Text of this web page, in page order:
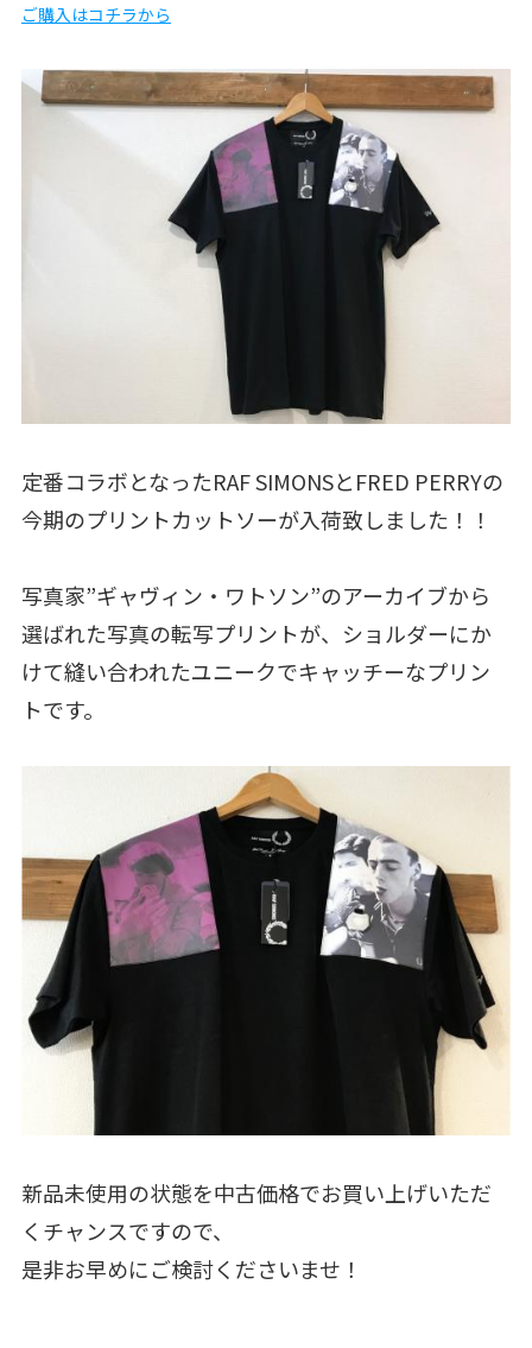
ご購入はコチラから
定番コラボとなったRAF SIMONSとFRED PERRYの
今期のプリントカットソーが入荷致しました！！
写真家”ギャヴィン・ワトソン”のアーカイブから
選ばれた写真の転写プリントが、ショルダーにか
けて縫い合われたユニークでキャッチーなプリン
トです。
新品未使用の状態を中古価格でお買い上げいただ
くチャンスですので、
是非お早めにご検討くださいませ！